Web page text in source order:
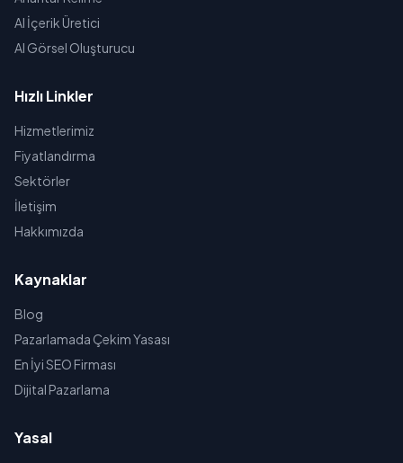
AI İçerik Üretici
AI Görsel Oluşturucu
Hızlı Linkler
Hizmetlerimiz
Fiyatlandırma
Sektörler
İletişim
Hakkımızda
Kaynaklar
Blog
Pazarlamada Çekim Yasası
En İyi SEO Firması
Dijital Pazarlama
Yasal